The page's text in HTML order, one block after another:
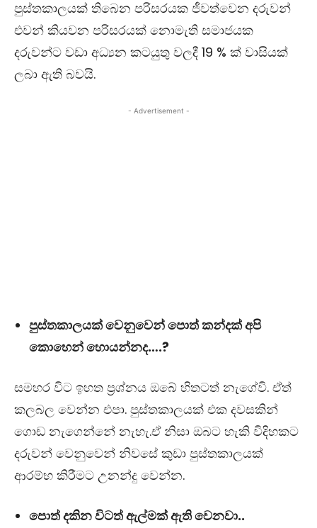
පුස්තකාලයක් තිබෙන පරිසරයක ජීවත්වෙන දරුවන්
එවන් කියවන පරිසරයක් නොමැති සමාජයක
දරුවන්ට වඩා අධ්‍යන කටයුතු වලදී 19 % ක් වාසියක්
ලබා ඇති බවයි.
- Advertisement -
පුස්තකාලයක් වෙනුවෙන් පොත් කන්දක් අපි
කොහෙන් හොයන්නද….?
සමහර විට ඉහත ප්‍රශ්නය ඔබේ හිතටත් නැගේවි. ඒත්
කලබල වෙන්න එපා. පුස්තකාලයක් එක දවසකින්
ගොඩ නැගෙන්නේ නැහැ.ඒ නිසා ඔබට හැකි විදිහකට
දරුවන් වෙනුවෙන් නිවසේ කුඩා පුස්තකාලයක්
ආරම්භ කිරීමට උනන්දු වෙන්න.
පොත් දකින විටත් ඇල්මක් ඇති වෙනවා..